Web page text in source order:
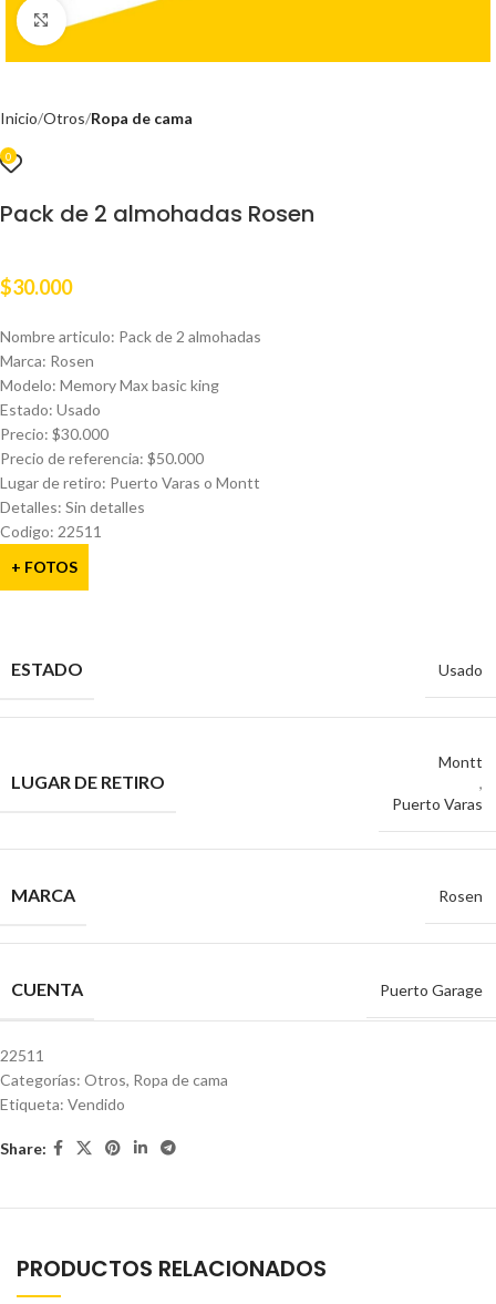
Clic para ampliar
Inicio Otros Ropa de cama
0
Pack de 2 almohadas Rosen
$30.000
Nombre articulo: Pack de 2 almohadas
Marca: Rosen
Modelo: Memory Max basic king
Estado: Usado
Precio: $30.000
Precio de referencia: $50.000
Lugar de retiro: Puerto Varas o Montt
Detalles: Sin detalles
Codigo: 22511
+ FOTOS
ESTADO Usado
LUGAR DE RETIRO
Montt
,
Puerto Varas
MARCA Rosen
CUENTA Puerto Garage
22511
Categorías: Otros, Ropa de cama
Etiqueta: Vendido
Share:
PRODUCTOS RELACIONADOS